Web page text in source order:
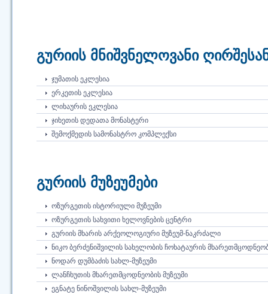
გურიის მნიშვნელოვანი
ᲯᲣᲛᲐᲗᲘᲡ ᲔᲙᲚᲔᲡᲘᲐ
ᲔᲠᲙᲔᲗᲘᲡ ᲔᲙᲚᲔᲡᲘᲐ
ᲚᲘᲮᲐᲣᲠᲘᲡ ᲔᲙᲚᲔᲡᲘᲐ
ᲯᲘᲮᲔᲗᲘᲡ ᲓᲔᲓᲐᲗᲐ ᲛᲝᲜᲐᲡᲢᲔᲠᲘ
ᲨᲔᲛᲝᲥᲛᲔᲓᲘᲡ ᲡᲐᲛᲝᲜᲐᲡᲢᲠᲝ ᲙᲝᲛᲞᲚᲔᲥᲡᲘ
გურიის მუზეუმები
ᲝᲖᲣᲠᲒᲔᲗᲘᲡ ᲘᲡᲢᲝᲠᲘᲣᲚᲘ ᲛᲣᲖᲔᲣᲛᲘ
ᲝᲖᲣᲠᲒᲔᲗᲘᲡ ᲡᲐᲮᲕᲘᲗᲘ ᲮᲔᲚᲝᲕᲜᲔᲑᲘᲡ ᲪᲔᲜᲢᲠᲘ
ᲒᲣᲠᲘᲘᲡ ᲛᲮᲐᲠᲘᲡ ᲐᲠᲥᲔᲝᲚᲝᲒᲘᲣᲠᲘ ᲛᲣᲖᲔᲣᲛ-ᲜᲐᲙᲠᲫᲐᲚᲘ
ᲜᲘᲙᲝ ᲑᲔᲠᲫᲔᲜᲘᲨᲕᲘᲚᲘᲡ ᲡᲐᲮᲔᲚᲝᲑᲘᲡ ᲩᲝᲮᲐᲢᲐᲣᲠᲘᲡ
ᲜᲝᲓᲐᲠ ᲓᲣᲛᲑᲐᲫᲘᲡ ᲡᲐᲮᲚ-ᲛᲣᲖᲔᲣᲛᲘ
ᲚᲐᲜᲩᲮᲣᲗᲘᲡ ᲛᲮᲐᲠᲔᲗᲛᲪᲝᲓᲜᲔᲝᲑᲘᲡ ᲛᲣᲖᲔᲣᲛᲘ
ᲔᲒᲜᲐᲢᲔ ᲜᲘᲜᲝᲨᲕᲘᲚᲘᲡ ᲡᲐᲮᲚ-ᲛᲣᲖᲔᲣᲛᲘ